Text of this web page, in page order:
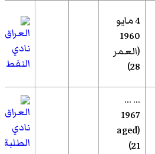
4 مايو
1960
(العمر
28)
نادي
النفط
... ...
1967
(aged
21)
نادي
الطلبة